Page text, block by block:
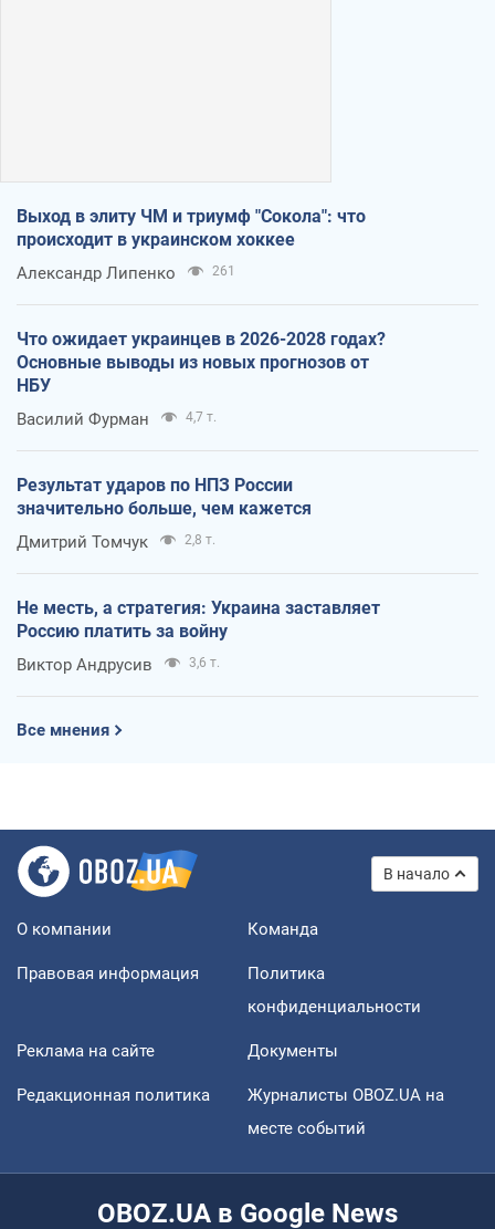
Выход в элиту ЧМ и триумф "Сокола": что
происходит в украинском хоккее
Александр Липенко 261
Что ожидает украинцев в 2026-2028 годах?
Основные выводы из новых прогнозов от
НБУ
Василий Фурман 4,7 т.
Результат ударов по НПЗ России
значительно больше, чем кажется
Дмитрий Томчук 2,8 т.
Не месть, а стратегия: Украина заставляет
Россию платить за войну
Виктор Андрусив 3,6 т.
Все мнения
В начало
О компании Команда
Правовая информация
Политика
конфиденциальности
Реклама на сайте Документы
Редакционная политика
Журналисты OBOZ.UA на
месте событий
OBOZ.UA в Google News